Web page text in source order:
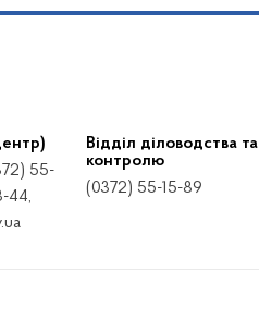
55-
44,
Відділ діловодства та
контролю
(0372) 55-15-89